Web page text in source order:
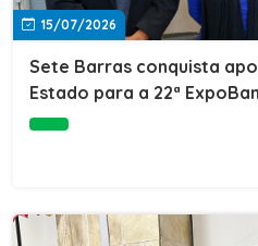
15/07/2026
Sete Barras conquista
Estado para a 22ª